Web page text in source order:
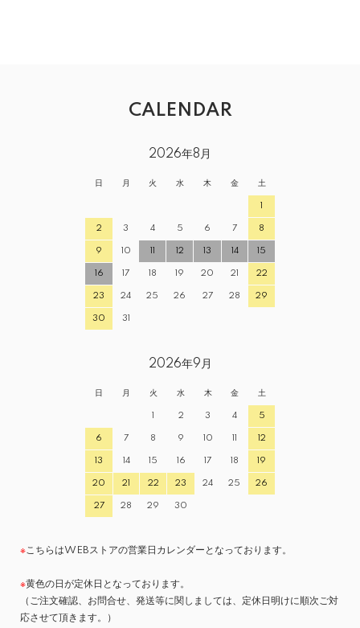
CALENDAR
2026年8月
日 月 火 水 木 金 土
1
2 3 4 5 6 7 8
9 10 11 12 13 14 15
16 17 18 19 20 21 22
23 24 25 26 27 28 29
30 31
2026年9月
日 月 火 水 木 金 土
1 2 3 4 5
6 7 8 9 10 11 12
13 14 15 16 17 18 19
20 21 22 23 24 25 26
27 28 29 30
※こちらはWEBストアの営業日カレンダーとなっております。
※黄色の日が定休日となっております。
（ご注文確認、お問合せ、発送等に関しましては、定休日明けに順次ご対
応させて頂きます。）